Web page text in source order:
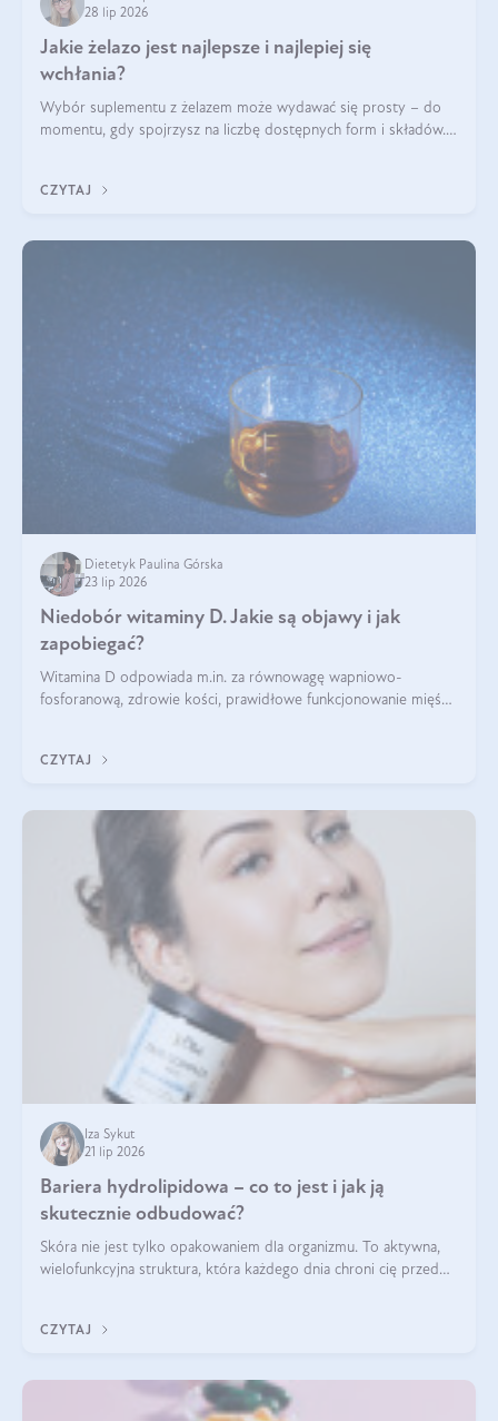
28 lip 2026
Jakie żelazo jest najlepsze i najlepiej się
wchłania?
Wybór suplementu z żelazem może wydawać się prosty – do
momentu, gdy spojrzysz na liczbę dostępnych form i składów.
zawierać suplement?
CZYTAJ
Dietetyk Paulina Górska
23 lip 2026
Niedobór witaminy D. Jakie są objawy i jak
zapobiegać?
Witamina D odpowiada m.in. za równowagę wapniowo-
fosforanową, zdrowie kości, prawidłowe funkcjonowanie mięśni
problemem.
CZYTAJ
Iza Sykut
21 lip 2026
Bariera hydrolipidowa – co to jest i jak ją
skutecznie odbudować?
Skóra nie jest tylko opakowaniem dla organizmu. To aktywna,
wielofunkcyjna struktura, która każdego dnia chroni cię przed
bariera hydrolipidowa.
CZYTAJ